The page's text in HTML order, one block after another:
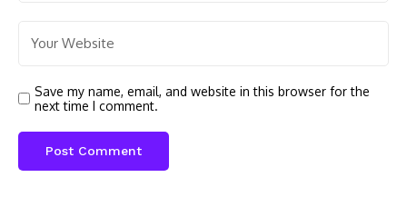
Save my name, email, and website in this browser for the
next time I comment.